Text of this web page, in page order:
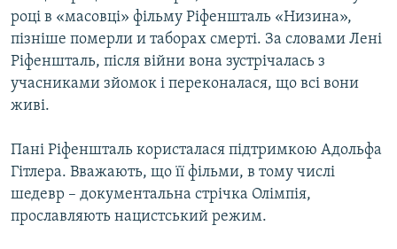
КРИМ РЕАЛІЇ
РУС
УКР
КТАТ
ДОЛУЧАЙСЯ!
році в «масовці» фільму Ріфеншталь «Низина»,
пізніше померли и таборах смерті. За словами Лені
Ріфеншталь, після війни вона зустрічалась з
учасниками зйомок і переконалася, що всі вони
живі.
Пані Ріфеншталь користалася підтримкою Адольфа
Гітлера. Вважають, що її фільми, в тому числі
шедевр – документальна стрічка Олімпія,
прославляють нацистський режим.